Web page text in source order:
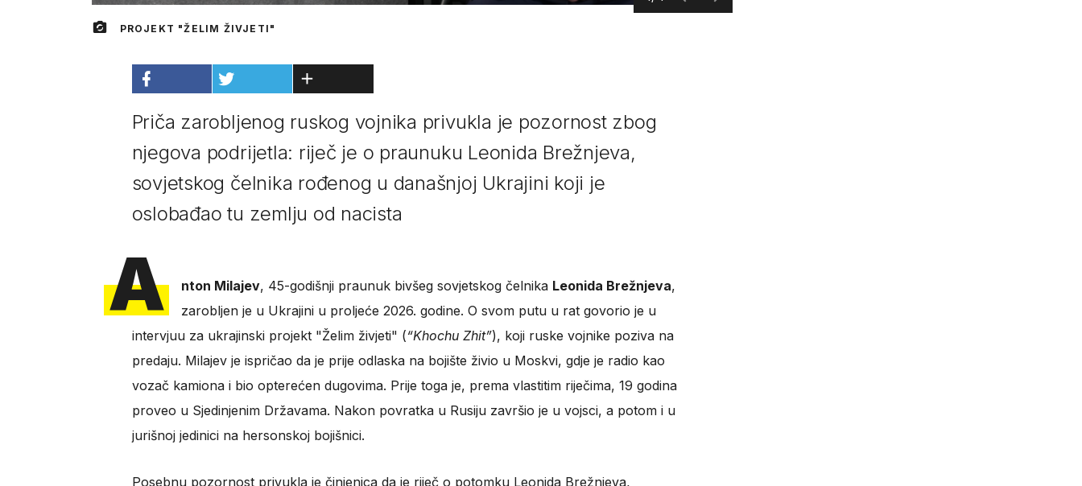
PROJEKT "ŽELIM ŽIVJETI"
Priča zarobljenog ruskog vojnika privukla je pozornost zbog
njegova podrijetla: riječ je o praunuku Leonida Brežnjeva,
sovjetskog čelnika rođenog u današnjoj Ukrajini koji je
oslobađao tu zemlju od nacista
A nton Milajev, 45-godišnji praunuk bivšeg sovjetskog čelnika Leonida Brežnjeva,
zarobljen je u Ukrajini u proljeće 2026. godine. O svom putu u rat govorio je u
intervjuu za ukrajinski projekt "Želim živjeti" (“Khochu Zhit”), koji ruske vojnike poziva na
predaju. Milajev je ispričao da je prije odlaska na bojište živio u Moskvi, gdje je radio kao
vozač kamiona i bio opterećen dugovima. Prije toga je, prema vlastitim riječima, 19 godina
proveo u Sjedinjenim Državama. Nakon povratka u Rusiju završio je u vojsci, a potom i u
jurišnoj jedinici na hersonskoj bojišnici.
Posebnu pozornost privukla je činjenica da je riječ o potomku Leonida Brežnjeva,